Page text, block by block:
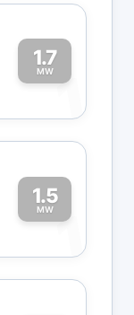
1.7
MW1
1.5
MW1